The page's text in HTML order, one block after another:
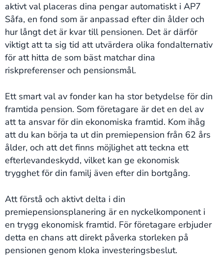
aktivt val placeras dina pengar automatiskt i AP7
Såfa, en fond som är anpassad efter din ålder och
hur långt det är kvar till pensionen. Det är därför
viktigt att ta sig tid att utvärdera olika fondalternativ
för att hitta de som bäst matchar dina
riskpreferenser och pensionsmål.
Ett smart val av fonder kan ha stor betydelse för din
framtida pension. Som företagare är det en del av
att ta ansvar för din ekonomiska framtid. Kom ihåg
att du kan börja ta ut din premiepension från 62 års
ålder, och att det finns möjlighet att teckna ett
efterlevandeskydd, vilket kan ge ekonomisk
trygghet för din familj även efter din bortgång.
Att förstå och aktivt delta i din
premiepensionsplanering är en nyckelkomponent i
en trygg ekonomisk framtid. För företagare erbjuder
detta en chans att direkt påverka storleken på
pensionen genom kloka investeringsbeslut.